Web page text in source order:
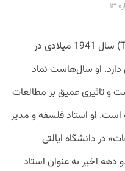
۱۳
ترل وارد باینوم (Terrell Ward Bynum) سال 1941 میلادی در
متولد شد و اکنون 73 سال دارد. او سال‌هاست نماد
و تاثیری عمیق بر مطالعات
او استاد فلسفه و مدیر
در دانشگاه ایالتی
اخیر به عنوان استاد